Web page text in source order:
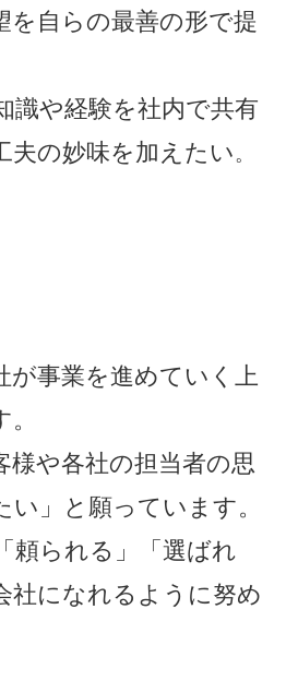
を自らの最善の形で提
識や経験を社内で共有
夫の妙味を加えたい 。
が事業を進めていく上
様や各社の担当者の思
い」と願っています。
頼られる」「選ばれ
社になれるように努め